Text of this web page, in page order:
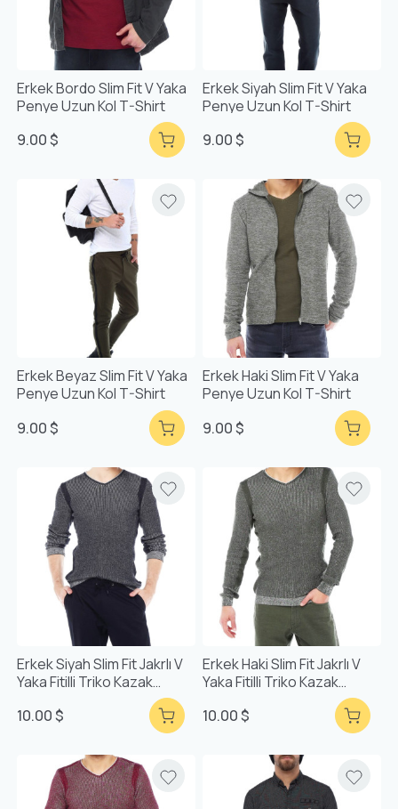
Erkek Bordo Slim Fit V Yaka
Penye Uzun Kol T-Shirt
9.00 $
Erkek Siyah Slim Fit V Yaka
Penye Uzun Kol T-Shirt
9.00 $
Erkek Beyaz Slim Fit V Yaka
Penye Uzun Kol T-Shirt
9.00 $
Erkek Haki Slim Fit V Yaka
Penye Uzun Kol T-Shirt
9.00 $
Erkek Siyah Slim Fit Jakrlı V
Yaka Fitilli Triko Kazak
10.00 $
Erkek Haki Slim Fit Jakrlı V
Yaka Fitilli Triko Kazak
10.00 $